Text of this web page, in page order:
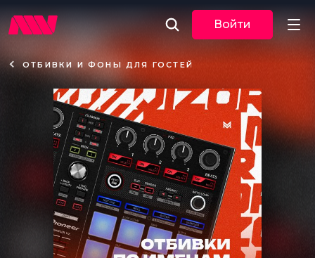
Новости
Музыка
По трекам
По жанрам
Плейлисты
Войти
ОТБИВКИ И ФОНЫ ДЛЯ ГОСТЕЙ